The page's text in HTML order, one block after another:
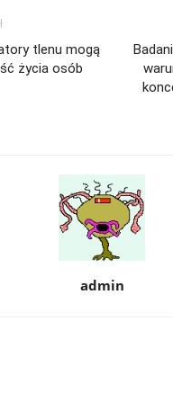
tlenu mogą
życia osób
admin